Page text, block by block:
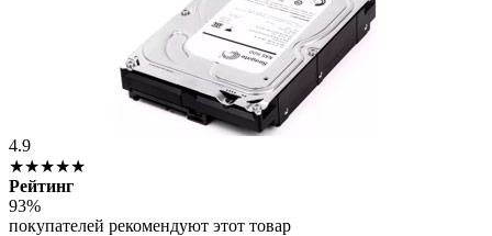
4.9
★★★★★
Рейтинг
93%
покупателей рекомендуют этот товар